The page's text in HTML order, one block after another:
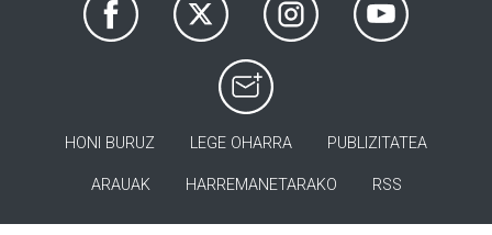
HONI BURUZ LEGE OHARRA PUBLIZITATEA
ARAUAK HARREMANETARAKO RSS